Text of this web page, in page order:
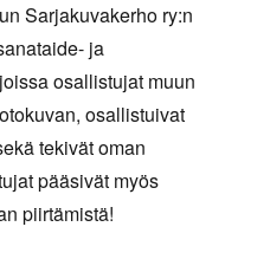
Sarjakuvakerho ry:n
ja
osallistujat muun
osallistuivat
tekivät oman
pääsivät myös
piirtämistä!